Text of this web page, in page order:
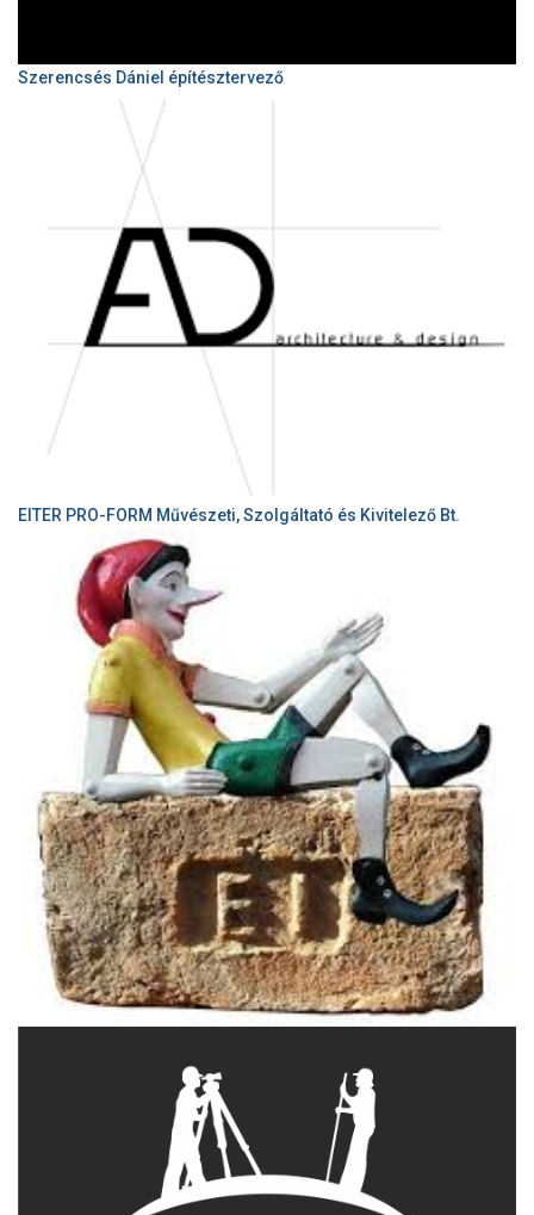
Szerencsés Dániel építésztervező
EITER PRO-FORM Művészeti, Szolgáltató és Kivitelező Bt.